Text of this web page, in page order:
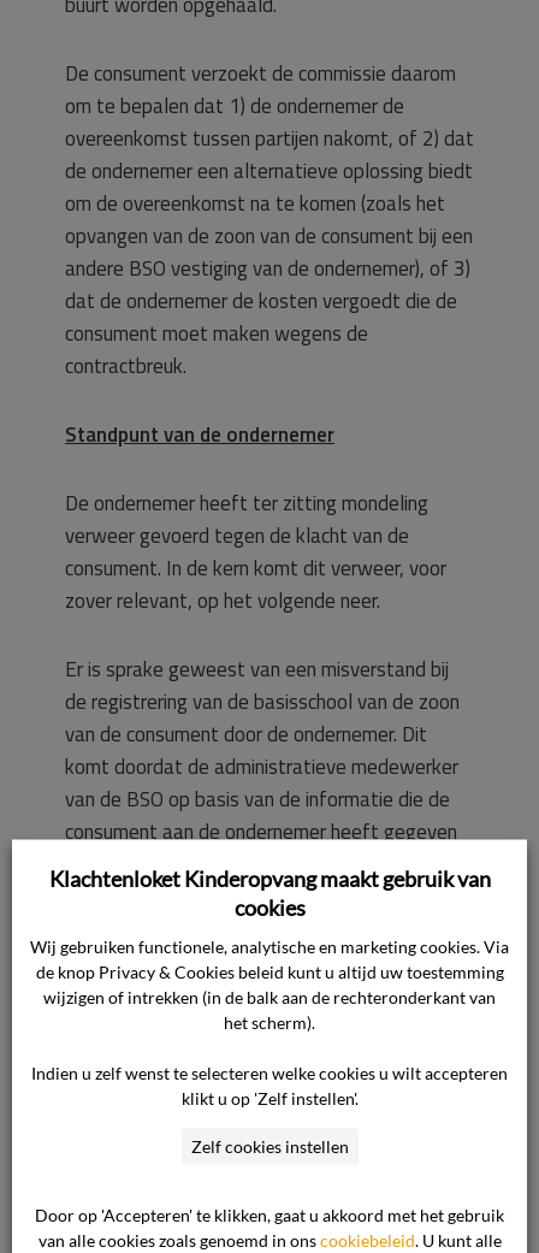
De consument verzoekt de commissie daarom
om te bepalen dat 1) de ondernemer de
overeenkomst tussen partijen nakomt, of 2) dat
de ondernemer een alternatieve oplossing biedt
om de overeenkomst na te komen (zoals het
opvangen van de zoon van de consument bij een
andere BSO vestiging van de ondernemer), of 3)
dat de ondernemer de kosten vergoedt die de
consument moet maken wegens de
contractbreuk.
Standpunt van de ondernemer
De ondernemer heeft ter zitting mondeling
verweer gevoerd tegen de klacht van de
consument. In de kern komt dit verweer, voor
zover relevant, op het volgende neer.
Er is sprake geweest van een misverstand bij
de registrering van de basisschool van de zoon
van de consument door de ondernemer. Dit
komt doordat de administratieve medewerker
van de BSO op basis van de informatie die de
consument aan de ondernemer heeft gegeven
ervan uit ging dat de zoon van de consument
naar de basisschool [naam] ging. Voorafgaand
consument namelijk in een contactmail naar de
ondernemer geschreven: “Maakt niet uit welke
Bso zolang het in zuid is. Zijn school zit bij [naam
administratief medewerker aan de consument
gaat. Hij weet niet goed meer hoe hij dat heeft
op dat moment had aangegeven dat haar zoon
Klachtenloket Kinderopvang maakt gebruik van
cookies
Wij gebruiken functionele, analytische en marketing cookies. Via
de knop Privacy & Cookies beleid kunt u altijd uw toestemming
wijzigen of intrekken (in de balk aan de rechteronderkant van
het scherm).
Indien u zelf wenst te selecteren welke cookies u wilt accepteren
klikt u op 'Zelf instellen'.
Zelf cookies instellen
Door op 'Accepteren' te klikken, gaat u akkoord met het gebruik
van alle cookies zoals genoemd in onscookiebeleid. U kunt alle